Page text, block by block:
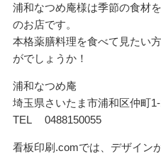
浦和なつめ庵様は季節の食材
のお店です。
本格薬膳料理を食べて見たい
がでしょうか！
浦和なつめ庵
埼玉県さいたま市浦和区仲町
TEL 0488150055
看板印刷.comでは、デザイン